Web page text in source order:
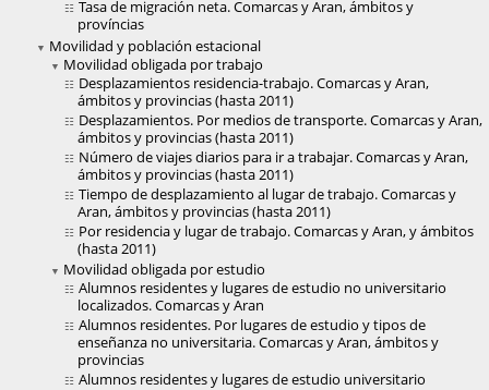
Tasa de migración neta. Comarcas y Aran, ámbitos y
províncias
Movilidad y población estacional
Movilidad obligada por trabajo
Desplazamientos residencia-trabajo. Comarcas y Aran,
ámbitos y provincias (hasta 2011)
Desplazamientos. Por medios de transporte. Comarcas y Aran,
ámbitos y provincias (hasta 2011)
Número de viajes diarios para ir a trabajar. Comarcas y Aran,
ámbitos y provincias (hasta 2011)
Tiempo de desplazamiento al lugar de trabajo. Comarcas y
Aran, ámbitos y provincias (hasta 2011)
Por residencia y lugar de trabajo. Comarcas y Aran, y ámbitos
(hasta 2011)
Movilidad obligada por estudio
Alumnos residentes y lugares de estudio no universitario
localizados. Comarcas y Aran
Alumnos residentes. Por lugares de estudio y tipos de
enseñanza no universitaria. Comarcas y Aran, ámbitos y
provincias
Alumnos residentes y lugares de estudio universitario